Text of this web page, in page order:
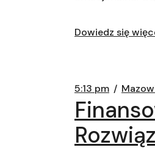
Dowiedz się
5:13 pm